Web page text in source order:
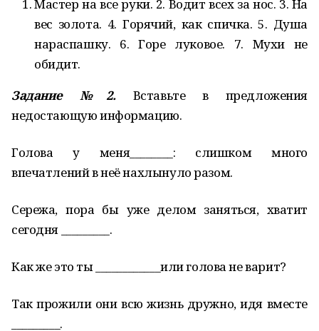
Мастер на все руки. 2. Водит всех за нос. 3. На
вес золота. 4. Горячий, как спичка. 5. Душа
нараспашку. 6. Горе луковое. 7. Мухи не
обидит.
Задание №2.Вставьте в предложения
недостающую информацию.
Голова у меня________: слишком много
впечатлений в неё нахлынуло разом.
Сережа, пора бы уже делом заняться, хватит
сегодня _________.
Как же это ты ____________или голова не варит?
Так прожили они всю жизнь дружно, идя вместе
_________.